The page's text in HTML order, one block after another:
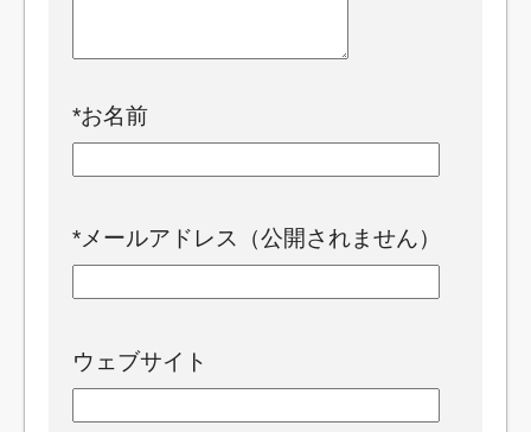
*お名前
*メールアドレス（公開されません）
ウェブサイト